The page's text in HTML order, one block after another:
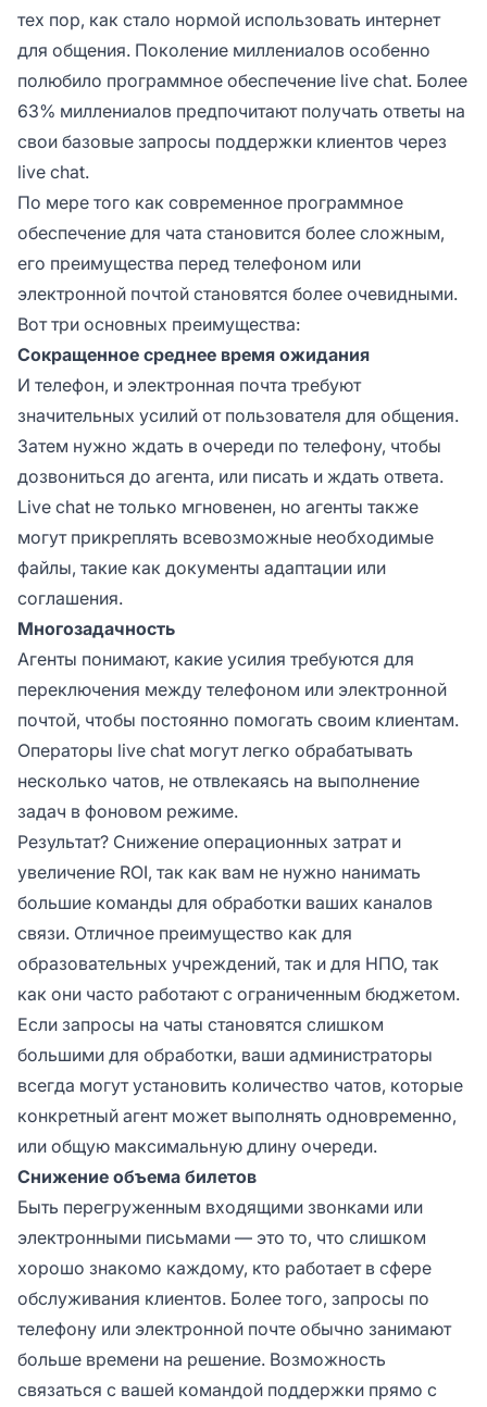
тех пор, как стало нормой использовать интернет
для общения. Поколение миллениалов особенно
полюбило программное обеспечение live chat. Более
63% миллениалов предпочитают получать ответы на
свои базовые запросы поддержки клиентов через
live chat.
По мере того как современное программное
обеспечение для чата становится более сложным,
его преимущества перед телефоном или
электронной почтой становятся более очевидными.
Вот три основных преимущества:
Сокращенное среднее время ожидания
И телефон, и электронная почта требуют
значительных усилий от пользователя для общения.
Затем нужно ждать в очереди по телефону, чтобы
дозвониться до агента, или писать и ждать ответа.
Live chat не только мгновенен, но агенты также
могут прикреплять всевозможные необходимые
файлы, такие как документы адаптации или
соглашения.
Многозадачность
Агенты понимают, какие усилия требуются для
переключения между телефоном или электронной
почтой, чтобы постоянно помогать своим клиентам.
Операторы live chat могут легко обрабатывать
несколько чатов, не отвлекаясь на выполнение
задач в фоновом режиме.
Результат? Снижение операционных затрат и
увеличение ROI, так как вам не нужно нанимать
большие команды для обработки ваших каналов
связи. Отличное преимущество как для
образовательных учреждений, так и для НПО, так
как они часто работают с ограниченным бюджетом.
Если запросы на чаты становятся слишком
большими для обработки, ваши администраторы
всегда могут установить количество чатов, которые
конкретный агент может выполнять одновременно,
или общую максимальную длину очереди.
Снижение объема билетов
Быть перегруженным входящими звонками или
электронными письмами — это то, что слишком
хорошо знакомо каждому, кто работает в сфере
обслуживания клиентов. Более того, запросы по
телефону или электронной почте обычно занимают
больше времени на решение. Возможность
связаться с вашей командой поддержки прямо с